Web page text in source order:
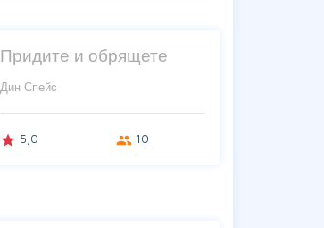
Придите и обрящете
Дин Спейс
grade 5,0 group 10